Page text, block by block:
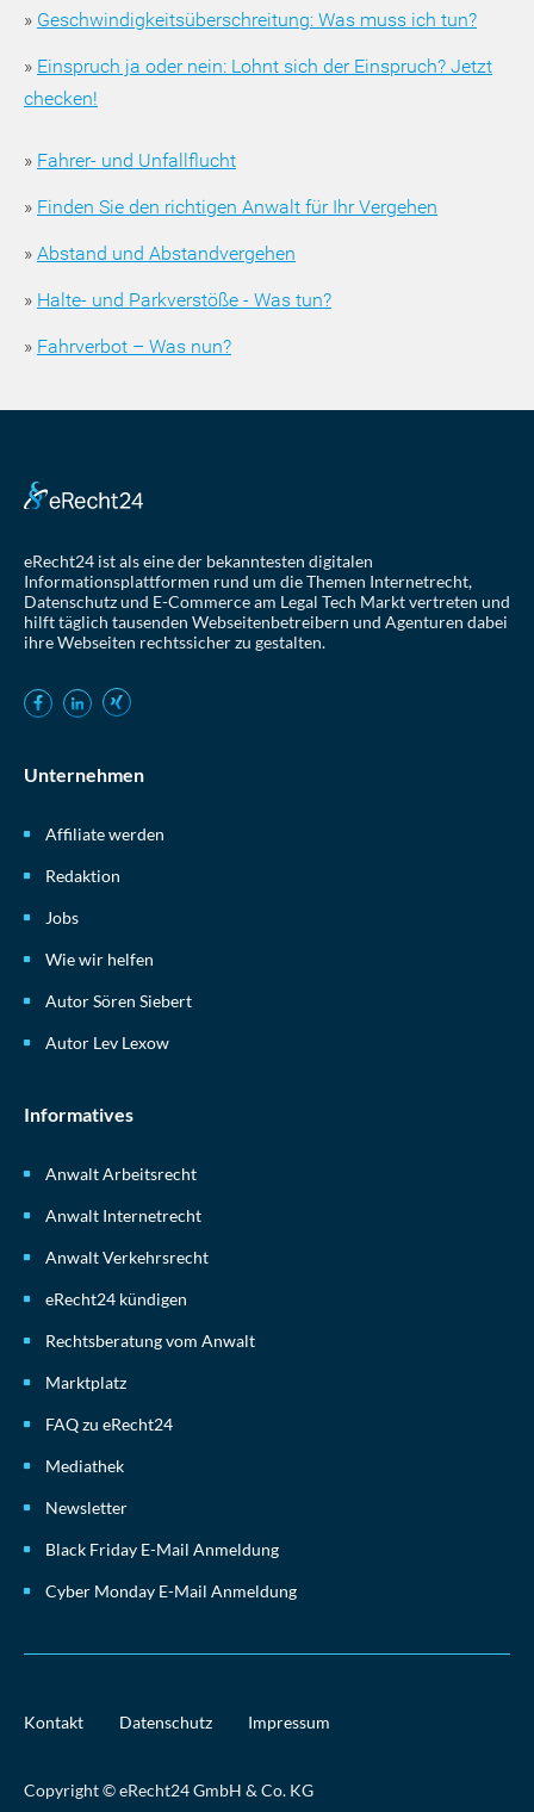
» Geschwindigkeitsüberschreitung: Was muss ich tun?
» Einspruch ja oder nein: Lohnt sich der Einspruch? Jetzt
checken!
» Fahrer- und Unfallflucht
» Finden Sie den richtigen Anwalt für Ihr Vergehen
» Abstand und Abstandvergehen
» Halte- und Parkverstöße - Was tun?
» Fahrverbot – Was nun?
eRecht24 ist als eine der bekanntesten digitalen
Informationsplattformen rund um die Themen Internetrecht,
Datenschutz und E-Commerce am Legal Tech Markt vertreten und
hilft täglich tausenden Webseitenbetreibern und Agenturen dabei
ihre Webseiten rechtssicher zu gestalten.
Unternehmen
Affiliate werden
Redaktion
Jobs
Wie wir helfen
Autor Sören Siebert
Autor Lev Lexow
Informatives
Anwalt Arbeitsrecht
Anwalt Internetrecht
Anwalt Verkehrsrecht
eRecht24 kündigen
Rechtsberatung vom Anwalt
Marktplatz
FAQ zu eRecht24
Mediathek
Newsletter
Black Friday E-Mail Anmeldung
Cyber Monday E-Mail Anmeldung
Kontakt Datenschutz Impressum
Copyright © eRecht24 GmbH & Co. KG